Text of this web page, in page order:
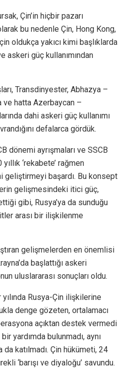
Çin’in hiçbir pazarı
bu nedenle Çin, Hong Kong,
oldukça yakıcı kimi başlıklarda
askeri güç kullanımından
Transdinyester, Abhazya –
ve hatta Azerbaycan –
dahi askeri güç kullanımı
defalarca gördük.
dönemi ayrışmaları ve SSCB
‘rekabete’ rağmen
geliştirmeyi başardı. Bu konsept
gelişmesindeki itici güç,
gibi, Rusya’ya da sunduğu
arası bir ilişkilenme
gelişmelerden en önemlisi
başlattığı askeri
uluslararası sonuçları oldu.
Rusya-Çin ilişkilerine
denge gözeten, ortalamacı
açıktan destek vermedi
yardımda bulunmadı, aynı
da katılmadı. Çin hükümeti, 24
‘barışı ve diyaloğu’ savundu.